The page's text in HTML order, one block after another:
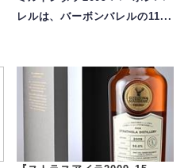
レルは、バーボンバレルの11...